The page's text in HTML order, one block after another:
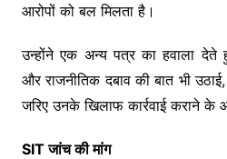
आरोपों को बल मिलता है।
उन्होंने एक अन्य पत्र का हवाला
और राजनीतिक दबाव की बात भी
जरिए उनके खिलाफ कार्रवाई कराने के
SIT जांच की मांग